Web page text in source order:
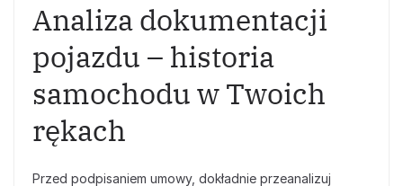
Analiza dokumentacji
pojazdu – historia
samochodu w Twoich
rękach
Przed podpisaniem umowy, dokładnie przeanalizuj